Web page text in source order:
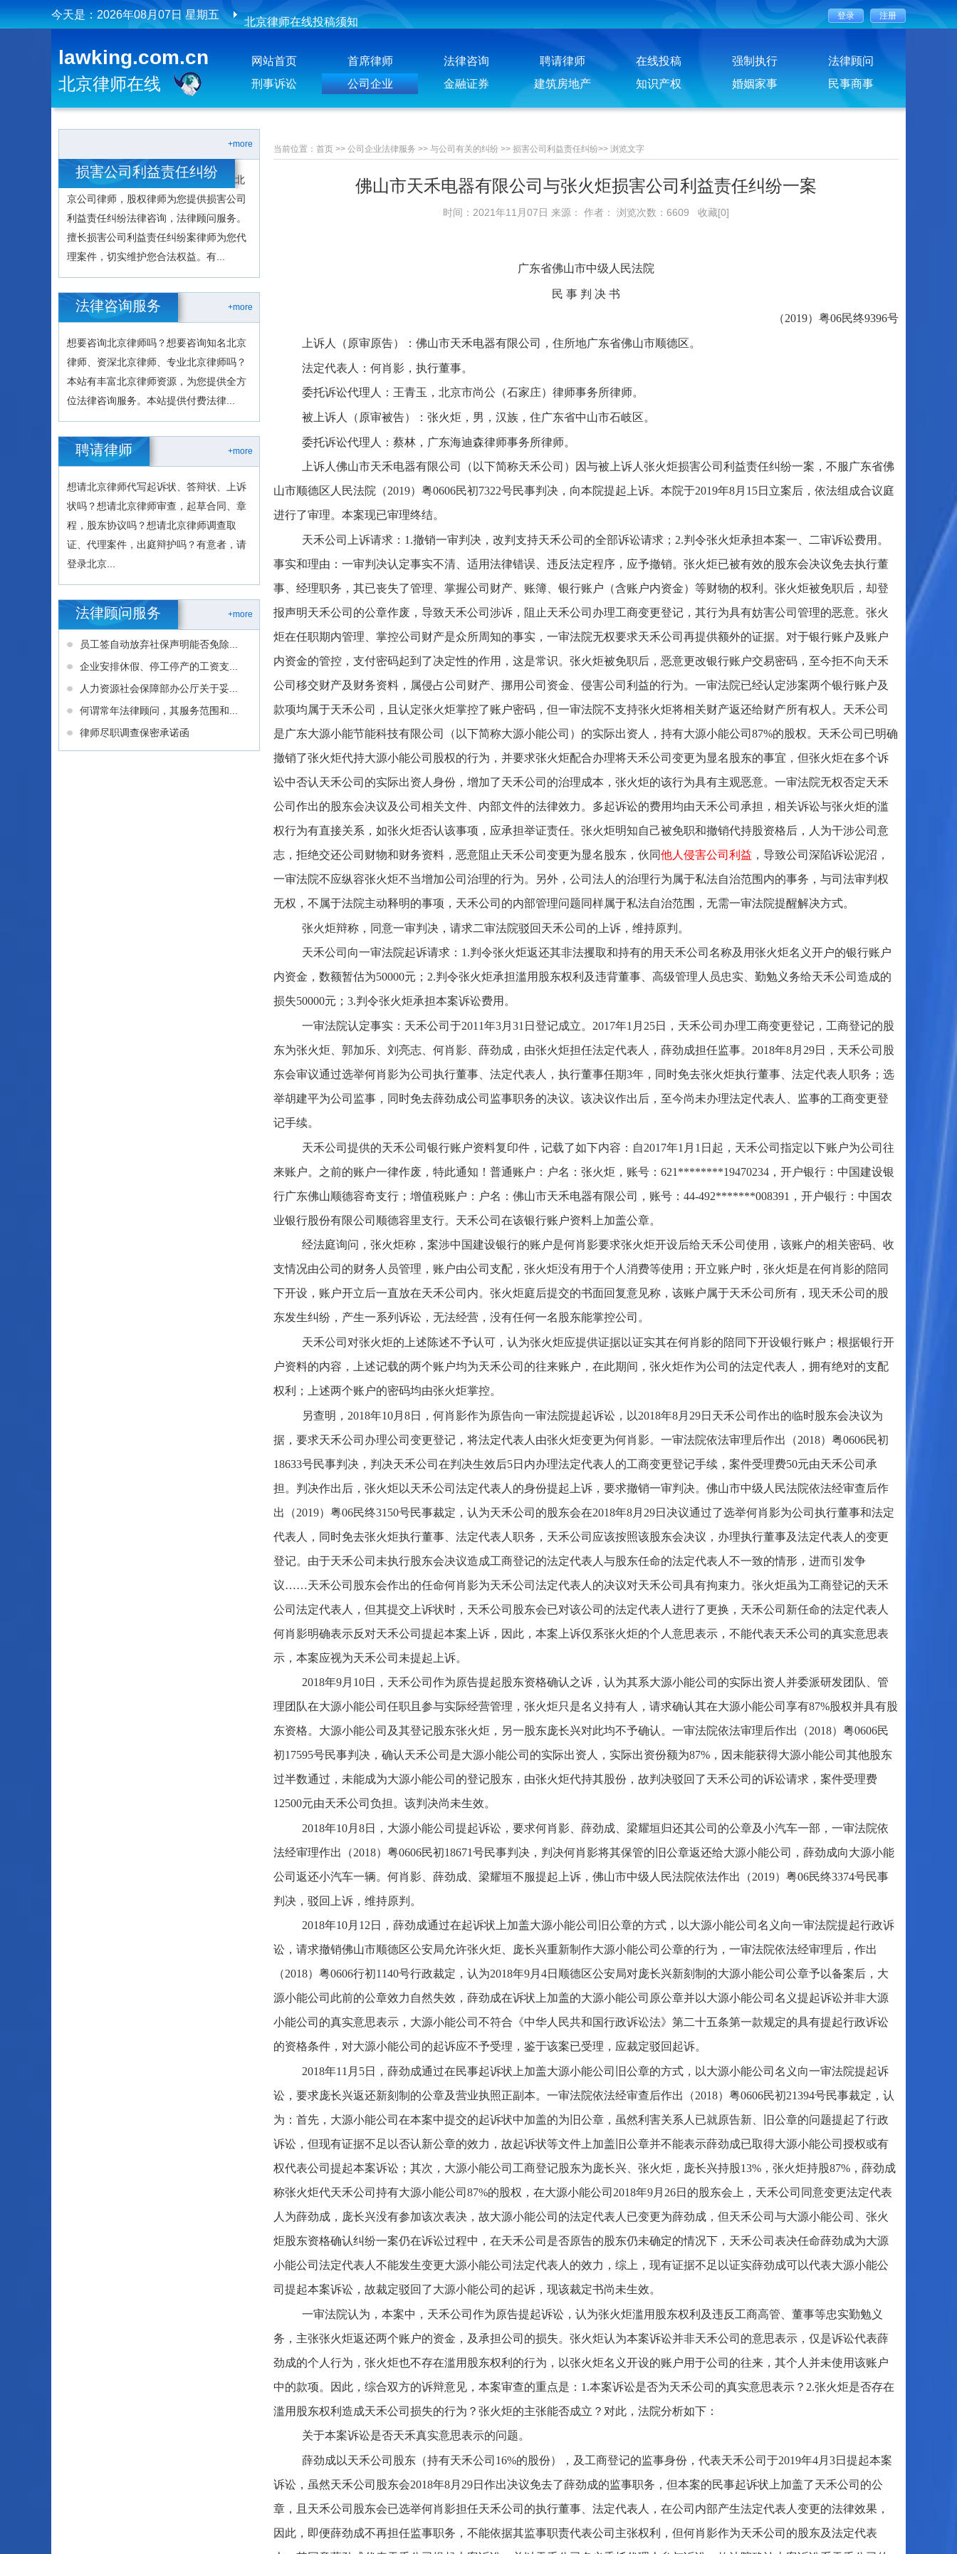
今天是： 2026年08月07日 星期五 北京律师在线投稿须知
lawking.com.cn
北京律师在线
网站首页 首席律师 法律咨询 聘请律师 在线投稿 强制执行
法律顾问
刑事诉讼
公司企业 金融证券 建筑房地产 知识产权 婚姻家事 民事商事
+more
损害公司利益责任纠纷
北
京公司律师，股权律师为您提供损害公司
利益责任纠纷法律咨询，法律顾问服务。
擅长损害公司利益责任纠纷案律师为您代
理案件，切实维护您合法权益。有...
+more
法律咨询服务
想要咨询北京律师吗？想要咨询知名北京
律师、资深北京律师、专业北京律师吗？
本站有丰富北京律师资源，为您提供全方
位法律咨询服务。本站提供付费法律...
+more
聘请律师
想请北京律师代写起诉状、答辩状、上诉
状吗？想请北京律师审查，起草合同、章
程，股东协议吗？想请北京律师调查取
证、代理案件，出庭辩护吗？有意者，请
登录北京...
+more
法律顾问服务
员工签自动放弃社保声明能否免除...
企业安排休假、停工停产的工资支...
人力资源社会保障部办公厅关于妥...
何谓常年法律顾问，其服务范围和...
律师尽职调查保密承诺函
当前位置： 首页 >> 公司企业法律服务 >> 与公司有关的纠纷 >> 损害公司利益责任纠纷>> 浏览文字
佛山市天禾电器有限公司与张火炬损害公司利益责任纠纷一案
时间：2021年11月07日 来源： 作者： 浏览次数：6609 收藏[0]
广东省佛山市中级人民法院
民 事 判 决 书
（2019）粤06民终9396号
上诉人（原审原告）：佛山市天禾电器有限公司，住所地广东省佛山市顺德区。
法定代表人：何肖影，执行董事。
委托诉讼代理人：王青玉，北京市尚公（石家庄）律师事务所律师。
被上诉人（原审被告）：张火炬，男，汉族，住广东省中山市石岐区。
委托诉讼代理人：蔡林，广东海迪森律师事务所律师。
上诉人佛山市天禾电器有限公司（以下简称天禾公司）因与被上诉人张火炬损害公司利益责任纠纷一案，不服广东省佛
山市顺德区人民法院（2019）粤0606民初7322号民事判决，向本院提起上诉。本院于2019年8月15日立案后，依法组成合议庭
进行了审理。本案现已审理终结。
天禾公司上诉请求：1.撤销一审判决，改判支持天禾公司的全部诉讼请求；2.判令张火炬承担本案一、二审诉讼费用。
事实和理由：一审判决认定事实不清、适用法律错误、违反法定程序，应予撤销。张火炬已被有效的股东会决议免去执行董
事、经理职务，其已丧失了管理、掌握公司财产、账簿、银行账户（含账户内资金）等财物的权利。张火炬被免职后，却登
报声明天禾公司的公章作废，导致天禾公司涉诉，阻止天禾公司办理工商变更登记，其行为具有妨害公司管理的恶意。张火
炬在任职期内管理、掌控公司财产是众所周知的事实，一审法院无权要求天禾公司再提供额外的证据。对于银行账户及账户
内资金的管控，支付密码起到了决定性的作用，这是常识。张火炬被免职后，恶意更改银行账户交易密码，至今拒不向天禾
公司移交财产及财务资料，属侵占公司财产、挪用公司资金、侵害公司利益的行为。一审法院已经认定涉案两个银行账户及
款项均属于天禾公司，且认定张火炬掌控了账户密码，但一审法院不支持张火炬将相关财产返还给财产所有权人。天禾公司
是广东大源小能节能科技有限公司（以下简称大源小能公司）的实际出资人，持有大源小能公司87%的股权。天禾公司已明确
撤销了张火炬代持大源小能公司股权的行为，并要求张火炬配合办理将天禾公司变更为显名股东的事宜，但张火炬在多个诉
讼中否认天禾公司的实际出资人身份，增加了天禾公司的治理成本，张火炬的该行为具有主观恶意。一审法院无权否定天禾
公司作出的股东会决议及公司相关文件、内部文件的法律效力。多起诉讼的费用均由天禾公司承担，相关诉讼与张火炬的滥
权行为有直接关系，如张火炬否认该事项，应承担举证责任。张火炬明知自己被免职和撤销代持股资格后，人为干涉公司意
志，拒绝交还公司财物和财务资料，恶意阻止天禾公司变更为显名股东，伙同他人侵害公司利益 ，导致公司深陷诉讼泥沼，
一审法院不应纵容张火炬不当增加公司治理的行为。另外，公司法人的治理行为属于私法自治范围内的事务，与司法审判权
无权，不属于法院主动释明的事项，天禾公司的内部管理问题同样属于私法自治范围，无需一审法院提醒解决方式。
张火炬辩称，同意一审判决，请求二审法院驳回天禾公司的上诉，维持原判。
天禾公司向一审法院起诉请求：1.判令张火炬返还其非法攫取和持有的用天禾公司名称及用张火炬名义开户的银行账户
内资金，数额暂估为50000元；2.判令张火炬承担滥用股东权利及违背董事、高级管理人员忠实、勤勉义务给天禾公司造成的
损失50000元；3.判令张火炬承担本案诉讼费用。
一审法院认定事实：天禾公司于2011年3月31日登记成立。2017年1月25日，天禾公司办理工商变更登记，工商登记的股
东为张火炬、郭加乐、刘亮志、何肖影、薛劲成，由张火炬担任法定代表人，薛劲成担任监事。2018年8月29日，天禾公司股
东会审议通过选举何肖影为公司执行董事、法定代表人，执行董事任期3年，同时免去张火炬执行董事、法定代表人职务；选
举胡建平为公司监事，同时免去薛劲成公司监事职务的决议。该决议作出后，至今尚未办理法定代表人、监事的工商变更登
记手续。
天禾公司提供的天禾公司银行账户资料复印件，记载了如下内容：自2017年1月1日起，天禾公司指定以下账户为公司往
来账户。之前的账户一律作废，特此通知！普通账户：户名：张火炬，账号：621********19470234，开户银行：中国建设银
行广东佛山顺德容奇支行；增值税账户：户名：佛山市天禾电器有限公司，账号：44-492*******008391，开户银行：中国农
业银行股份有限公司顺德容里支行。天禾公司在该银行账户资料上加盖公章。
经法庭询问，张火炬称，案涉中国建设银行的账户是何肖影要求张火炬开设后给天禾公司使用，该账户的相关密码、收
支情况由公司的财务人员管理，账户由公司支配，张火炬没有用于个人消费等使用；开立账户时，张火炬是在何肖影的陪同
下开设，账户开立后一直放在天禾公司内。张火炬庭后提交的书面回复意见称，该账户属于天禾公司所有，现天禾公司的股
东发生纠纷，产生一系列诉讼，无法经营，没有任何一名股东能掌控公司。
天禾公司对张火炬的上述陈述不予认可，认为张火炬应提供证据以证实其在何肖影的陪同下开设银行账户；根据银行开
户资料的内容，上述记载的两个账户均为天禾公司的往来账户，在此期间，张火炬作为公司的法定代表人，拥有绝对的支配
权利；上述两个账户的密码均由张火炬掌控。
另查明，2018年10月8日，何肖影作为原告向一审法院提起诉讼，以2018年8月29日天禾公司作出的临时股东会决议为
据，要求天禾公司办理公司变更登记，将法定代表人由张火炬变更为何肖影。一审法院依法审理后作出（2018）粤0606民初
18633号民事判决，判决天禾公司在判决生效后5日内办理法定代表人的工商变更登记手续，案件受理费50元由天禾公司承
担。判决作出后，张火炬以天禾公司法定代表人的身份提起上诉，要求撤销一审判决。佛山市中级人民法院依法经审查后作
出（2019）粤06民终3150号民事裁定，认为天禾公司的股东会在2018年8月29日决议通过了选举何肖影为公司执行董事和法定
代表人，同时免去张火炬执行董事、法定代表人职务，天禾公司应该按照该股东会决议，办理执行董事及法定代表人的变更
登记。由于天禾公司未执行股东会决议造成工商登记的法定代表人与股东任命的法定代表人不一致的情形，进而引发争
议……天禾公司股东会作出的任命何肖影为天禾公司法定代表人的决议对天禾公司具有拘束力。张火炬虽为工商登记的天禾
公司法定代表人，但其提交上诉状时，天禾公司股东会已对该公司的法定代表人进行了更换，天禾公司新任命的法定代表人
何肖影明确表示反对天禾公司提起本案上诉，因此，本案上诉仅系张火炬的个人意思表示，不能代表天禾公司的真实意思表
示，本案应视为天禾公司未提起上诉。
2018年9月10日，天禾公司作为原告提起股东资格确认之诉，认为其系大源小能公司的实际出资人并委派研发团队、管
理团队在大源小能公司任职且参与实际经营管理，张火炬只是名义持有人，请求确认其在大源小能公司享有87%股权并具有股
东资格。大源小能公司及其登记股东张火炬，另一股东庞长兴对此均不予确认。一审法院依法审理后作出（2018）粤0606民
初17595号民事判决，确认天禾公司是大源小能公司的实际出资人，实际出资份额为87%，因未能获得大源小能公司其他股东
过半数通过，未能成为大源小能公司的登记股东，由张火炬代持其股份，故判决驳回了天禾公司的诉讼请求，案件受理费
12500元由天禾公司负担。该判决尚未生效。
2018年10月8日，大源小能公司提起诉讼，要求何肖影、薛劲成、梁耀垣归还其公司的公章及小汽车一部，一审法院依
法经审理作出（2018）粤0606民初18671号民事判决，判决何肖影将其保管的旧公章返还给大源小能公司，薛劲成向大源小能
公司返还小汽车一辆。何肖影、薛劲成、梁耀垣不服提起上诉，佛山市中级人民法院依法作出（2019）粤06民终3374号民事
判决，驳回上诉，维持原判。
2018年10月12日，薛劲成通过在起诉状上加盖大源小能公司旧公章的方式，以大源小能公司名义向一审法院提起行政诉
讼，请求撤销佛山市顺德区公安局允许张火炬、庞长兴重新制作大源小能公司公章的行为，一审法院依法经审理后，作出
（2018）粤0606行初1140号行政裁定，认为2018年9月4日顺德区公安局对庞长兴新刻制的大源小能公司公章予以备案后，大
源小能公司此前的公章效力自然失效，薛劲成在诉状上加盖的大源小能公司原公章并以大源小能公司名义提起诉讼并非大源
小能公司的真实意思表示，大源小能公司不符合《中华人民共和国行政诉讼法》第二十五条第一款规定的具有提起行政诉讼
的资格条件，对大源小能公司的起诉应不予受理，鉴于该案已受理，应裁定驳回起诉。
2018年11月5日，薛劲成通过在民事起诉状上加盖大源小能公司旧公章的方式，以大源小能公司名义向一审法院提起诉
讼，要求庞长兴返还新刻制的公章及营业执照正副本。一审法院依法经审查后作出（2018）粤0606民初21394号民事裁定，认
为：首先，大源小能公司在本案中提交的起诉状中加盖的为旧公章，虽然利害关系人已就原告新、旧公章的问题提起了行政
诉讼，但现有证据不足以否认新公章的效力，故起诉状等文件上加盖旧公章并不能表示薛劲成已取得大源小能公司授权或有
权代表公司提起本案诉讼；其次，大源小能公司工商登记股东为庞长兴、张火炬，庞长兴持股13%，张火炬持股87%，薛劲成
称张火炬代天禾公司持有大源小能公司87%的股权，在大源小能公司2018年9月26日的股东会上，天禾公司同意变更法定代表
人为薛劲成，庞长兴没有参加该次表决，故大源小能公司的法定代表人已变更为薛劲成，但天禾公司与大源小能公司、张火
炬股东资格确认纠纷一案仍在诉讼过程中，在天禾公司是否原告的股东仍未确定的情况下，天禾公司表决任命薛劲成为大源
小能公司法定代表人不能发生变更大源小能公司法定代表人的效力，综上，现有证据不足以证实薛劲成可以代表大源小能公
司提起本案诉讼，故裁定驳回了大源小能公司的起诉，现该裁定书尚未生效。
一审法院认为，本案中，天禾公司作为原告提起诉讼，认为张火炬滥用股东权利及违反工商高管、董事等忠实勤勉义
务，主张张火炬返还两个账户的资金，及承担公司的损失。张火炬认为本案诉讼并非天禾公司的意思表示，仅是诉讼代表薛
劲成的个人行为，张火炬也不存在滥用股东权利的行为，以张火炬名义开设的账户用于公司的往来，其个人并未使用该账户
中的款项。因此，综合双方的诉辩意见，本案审查的重点是：1.本案诉讼是否为天禾公司的真实意思表示？2.张火炬是否存在
滥用股东权利造成天禾公司损失的行为？张火炬的主张能否成立？对此，法院分析如下：
关于本案诉讼是否天禾真实意思表示的问题。
薛劲成以天禾公司股东（持有天禾公司16%的股份），及工商登记的监事身份，代表天禾公司于2019年4月3日提起本案
诉讼，虽然天禾公司股东会2018年8月29日作出决议免去了薛劲成的监事职务，但本案的民事起诉状上加盖了天禾公司的公
章，且天禾公司股东会已选举何肖影担任天禾公司的执行董事、法定代表人，在公司内部产生法定代表人变更的法律效果，
因此，即便薛劲成不再担任监事职务，不能依据其监事职责代表公司主张权利，但何肖影作为天禾公司的股东及法定代表